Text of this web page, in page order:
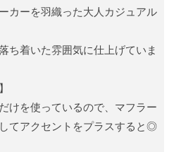
カーを羽織った大人カジュアル
ち着いた雰囲気に仕上げていま
けを使っているので、マフラー
てアクセントをプラスすると◎